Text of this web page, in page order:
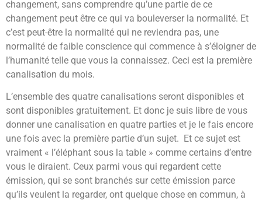
changement, sans comprendre qu’une partie de ce
changement peut être ce qui va bouleverser la normalité. Et
c’est peut-être la normalité qui ne reviendra pas, une
normalité de faible conscience qui commence à s’éloigner de
l’humanité telle que vous la connaissez. Ceci est la première
canalisation du mois.
L’ensemble des quatre canalisations seront disponibles et
sont disponibles gratuitement. Et donc je suis libre de vous
donner une canalisation en quatre parties et je le fais encore
une fois avec la première partie d’un sujet. Et ce sujet est
vraiment « l’éléphant sous la table » comme certains d’entre
vous le diraient. Ceux parmi vous qui regardent cette
émission, qui se sont branchés sur cette émission parce
qu’ils veulent la regarder, ont quelque chose en commun, à